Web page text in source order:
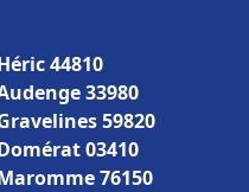
44810
33980
59820
03410
76150